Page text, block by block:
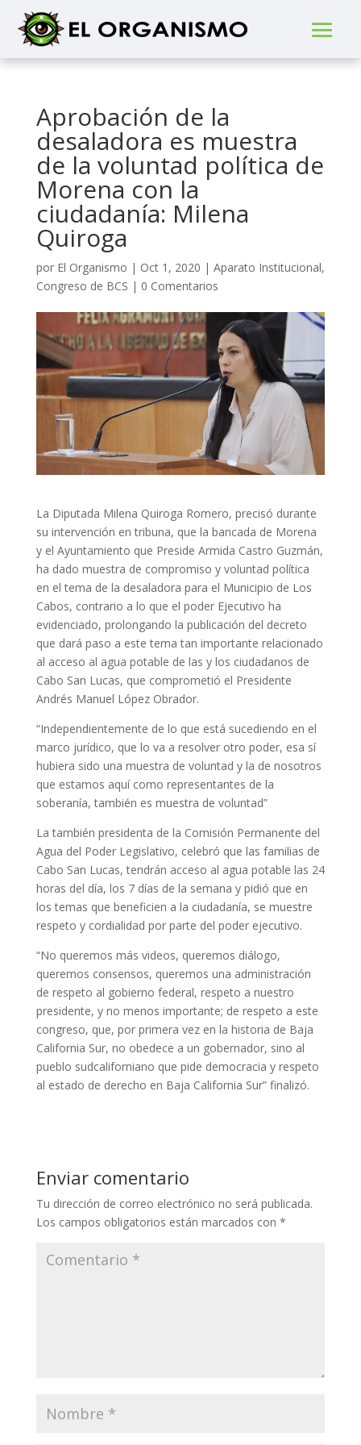
Aprobación de la
desaladora es muestra
de la voluntad política de
Morena con la
ciudadanía: Milena
Quiroga
por El Organismo | Oct 1, 2020 | Aparato Institucional,
Congreso de BCS | 0 Comentarios
La Diputada Milena Quiroga Romero, precisó durante
su intervención en tribuna, que la bancada de Morena
y el Ayuntamiento que Preside Armida Castro Guzmán,
ha dado muestra de compromiso y voluntad política
en el tema de la desaladora para el Municipio de Los
Cabos, contrario a lo que el poder Ejecutivo ha
evidenciado, prolongando la publicación del decreto
que dará paso a este tema tan importante relacionado
al acceso al agua potable de las y los ciudadanos de
Cabo San Lucas, que comprometió el Presidente
Andrés Manuel López Obrador.
“Independientemente de lo que está sucediendo en el
marco jurídico, que lo va a resolver otro poder, esa sí
hubiera sido una muestra de voluntad y la de nosotros
que estamos aquí como representantes de la
soberanía, también es muestra de voluntad”
La también presidenta de la Comisión Permanente del
Agua del Poder Legislativo, celebró que las familias de
Cabo San Lucas, tendrán acceso al agua potable las 24
horas del día, los 7 días de la semana y pidió que en
los temas que beneficien a la ciudadanía, se muestre
respeto y cordialidad por parte del poder ejecutivo.
“No queremos más videos, queremos diálogo,
queremos consensos, queremos una administración
de respeto al gobierno federal, respeto a nuestro
presidente, y no menos importante; de respeto a este
congreso, que, por primera vez en la historia de Baja
California Sur, no obedece a un gobernador, sino al
pueblo sudcaliforniano que pide democracia y respeto
al estado de derecho en Baja California Sur” finalizó.
Enviar comentario
Tu dirección de correo electrónico no será publicada.
Los campos obligatorios están marcados con *